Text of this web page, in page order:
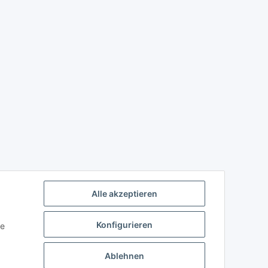
Alle akzeptieren
Konfigurieren
Ablehnen